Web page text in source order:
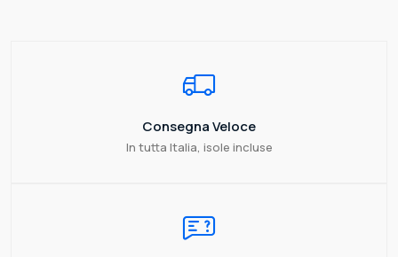
Consegna Veloce
In tutta Italia, isole incluse